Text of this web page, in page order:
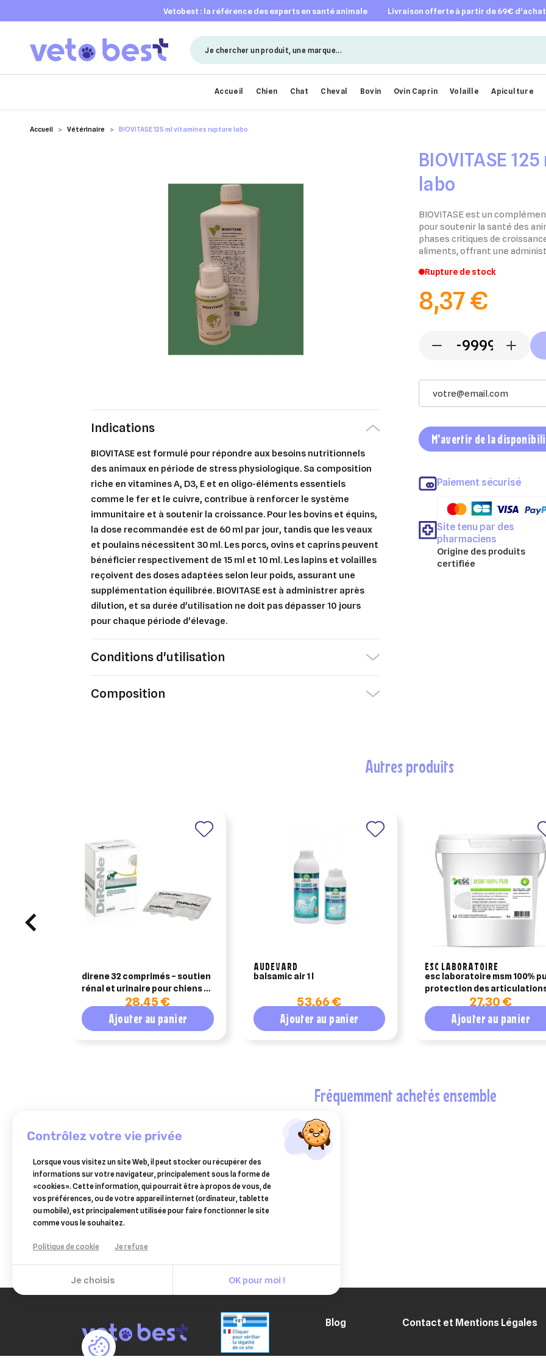
vetobest : la référence des experts en santé animale livraison offerte à partir de 69€
Accueil Chien Chat Cheval Bovin Ovin Caprin Volaille Apiculture
Accueil Vétérinaire BIOVITASE 125 ml vitamines rupture labo
BIOVITASE
labo
BIOVITASE est un
pour soutenir la santé des
phases critiques de
aliments, offrant une
Rupture de stock
8,37 €
- +
M'avertir de la
Paiement sécurisé
Site tenu par des
pharmaciens
Origine des produits
certifiée
Indications
BIOVITASE est formulé pour répondre aux besoins nutritionnels
des animaux en période de stress physiologique. Sa composition
riche en vitamines A, D3, E et en oligo-éléments essentiels
comme le fer et le cuivre, contribue à renforcer le système
immunitaire et à soutenir la croissance. Pour les bovins et équins,
la dose recommandée est de 60 ml par jour, tandis que les veaux
et poulains nécessitent 30 ml. Les porcs, ovins et caprins peuvent
bénéficier respectivement de 15 ml et 10 ml. Les lapins et volailles
reçoivent des doses adaptées selon leur poids, assurant une
supplémentation équilibrée. BIOVITASE est à administrer après
dilution, et sa durée d'utilisation ne doit pas dépasser 10 jours
pour chaque période d'élevage.
Conditions d'utilisation
Composition
autres produits
direne 32 comprimés – soutien
rénal et urinaire pour chiens et
28,45 €
Ajouter au panier
AUDEVARD
balsamic air 1 l
53,66 €
Ajouter au panier
ESC LABORATOIRE
esc laboratoire msm 100%
protection des
27,30 €
Ajouter au panier
fréquemment achetés ensemble
bimestimul
-
digestion
des
animaux
la
18,50 €
Ajouter au panier
Blog Contact et Mentions Légales
contrôlez votre vie privée
Lorsque vous visitez un site Web, il peut stocker ou récupérer des
informations sur votre navigateur, principalement sous la forme de
«cookies». Cette information, qui pourrait être à propos de vous, de
vos préférences, ou de votre appareil internet (ordinateur, tablette
ou mobile), est principalement utilisée pour faire fonctionner le site
comme vous le souhaitez.
Politique de cookie Je refuse
Je choisis OK pour moi !